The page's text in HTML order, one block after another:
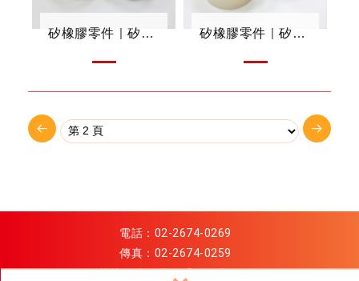
矽橡膠零件｜矽膠塞 矽橡膠零件｜矽膠塞
電話： 02-2674-0269
傳真：02-2674-0259
信箱：xinggiant@gmail.com